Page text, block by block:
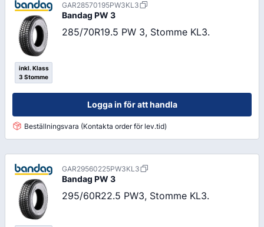
inkl. Klass
3 Stomme
GAR28570195PW3KL3
Bandag PW 3
285/70R19.5 PW 3, Stomme KL3.
Logga in för att handla
Beställningsvara (Kontakta order för lev.tid)
GAR29560225PW3KL3
Bandag PW 3
295/60R22.5 PW3, Stomme KL3.